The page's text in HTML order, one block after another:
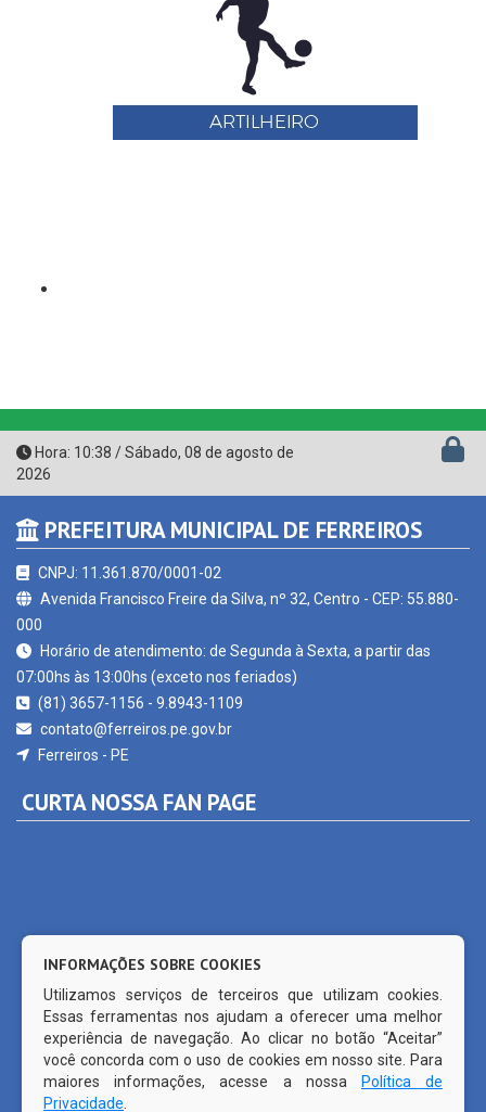
Hora: 10:38 /Sábado, 08 de agosto de
2026
PREFEITURA MUNICIPAL DE FERREIROS
CNPJ: 11.361.870/0001-02
Avenida Francisco Freire da Silva, nº 32, Centro - CEP: 55.880-
000
Horário de atendimento: de Segunda à Sexta, a partir das
07:00hs às 13:00hs (exceto nos feriados)
(81) 3657-1156 - 9.8943-1109
contato@ferreiros.pe.gov.br
Ferreiros - PE
CURTA NOSSA FAN PAGE
INFORMAÇÕES SOBRE COOKIES
Utilizamos serviços de terceiros que utilizam cookies.
Essas ferramentas nos ajudam a oferecer uma melhor
experiência de navegação. Ao clicar no botão “Aceitar”
você concorda com o uso de cookies em nosso site. Para
maiores informações, acesse a nossa
Política de
Privacidade